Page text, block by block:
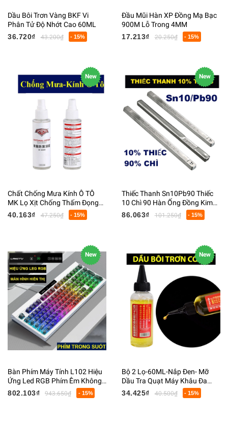
Dầu Bôi Trơn Vàng BKF Vi
Phân Tử Độ Nhớt Cao 60ML
36.720₫
43.200₫ - 15%
Đầu Mũi Hàn XP Đồng Mạ Bạc
900M Lỗ Trong 4MM
17.213₫
20.250₫ - 15%
New
Chất Chống Mưa Kính Ô TÔ
MK Lọ Xịt Chống Thấm Đọng
Nước 100ML
40.163₫ 47.250₫ - 15%
New
Thiếc Thanh Sn10Pb90 Thiếc
10 Chì 90 Hàn Ống Đồng Kim
Loại Mối Hàn To Nóng Chảy
86.063₫ 101.250₫ - 15%
New
Bàn Phím Máy Tính L102 Hiệu
Ứng Led RGB Phím Êm Không
Có Tiếng Dây USB 150CM Dài
40x156x410MM Nặng 1098G
802.103₫ 943.650₫ - 15%
New
Bộ 2 Lọ-60ML-Nắp Đen- Mỡ
Dầu Tra Quạt Máy Khâu Đa
Năng
34.425₫ 40.500₫ - 15%